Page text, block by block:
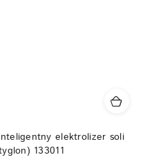
elektrolizer soli
133011